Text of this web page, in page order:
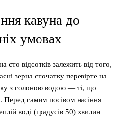
кавуна до
умовах
сто відсотків залежить від того,
зерна спочатку перевірте на
з солоною водою — ті, що
Перед самим посівом насіння
воді (градусів 50) хвилин